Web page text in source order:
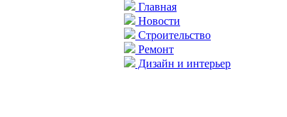
Главная
Новости
Строительство
Ремонт
Дизайн и интерьер